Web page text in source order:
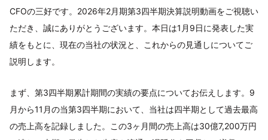
CFOの三好です。2026年2月期第3四半期決算説明動画をご視聴い
ただき、誠にありがとうございます。本日は1月9日に発表した実
績をもとに、現在の当社の状況と、これからの見通しについてご
説明します。
まず、第3四半期累計期間の実績の要点についてお伝えします。9
月から11月の当第3四半期において、当社は四半期として過去最高
の売上高を記録しました。この3ヶ月間の売上高は30億7,200万円